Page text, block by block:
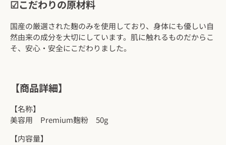
☑こだわりの原材料
国産の厳選された麹のみを使用しており、身体にも優しい自
然由来の成分を大切にしています。肌に触れるものだからこ
そ、安心・安全にこだわりました。
【商品詳細】
【名称】
美容用 Premium麹粉 50g
【内容量】